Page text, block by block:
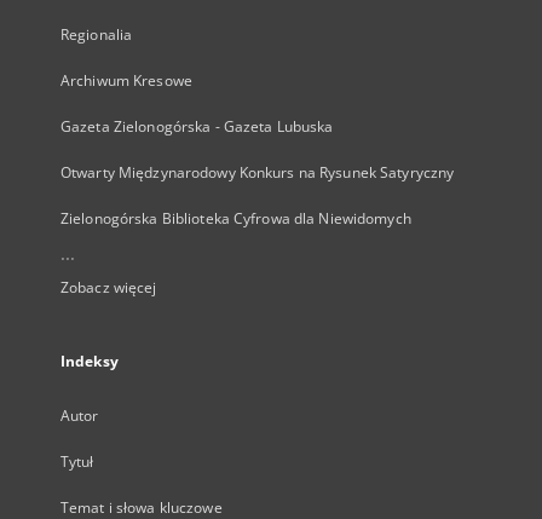
Regionalia
Archiwum Kresowe
Gazeta Zielonogórska - Gazeta Lubuska
Otwarty Międzynarodowy Konkurs na Rysunek Satyryczny
Zielonogórska Biblioteka Cyfrowa dla Niewidomych
...
Zobacz więcej
Indeksy
Autor
Tytuł
Temat i słowa kluczowe